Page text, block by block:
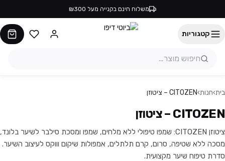
משלוח חינם בקנייה מעל ₪300
קטגוריות
בית›חנות›CITOZEN – ציטוזן
CITOZEN – ציטוזן
ציטוזן CITOZEN: שמפו טיפולי ללא מלחים, שמפו ומסכת סילבר לשיער בלונד,
מסכה ללא שטיפה, סרום, קרם תלתלים, אמפולות שיקום וווקס לעיצוב השיער.
סדרת טיפוח שיער מקצועית.